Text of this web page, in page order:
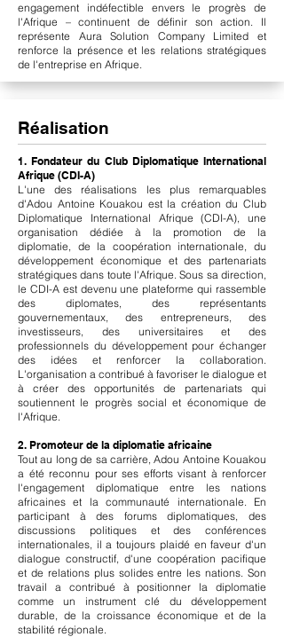
engagement indéfectible envers le progrès de
l'Afrique – continuent de définir son action. Il
représente Aura Solution Company Limited et
renforce la présence et les relations stratégiques
de l'entreprise en Afrique.
Réalisation
1. Fondateur du Club Diplomatique International
Afrique (CDI-A)
L'une des réalisations les plus remarquables
d'Adou Antoine Kouakou est la création du Club
Diplomatique International Afrique (CDI-A), une
organisation dédiée à la promotion de la
diplomatie, de la coopération internationale, du
développement économique et des partenariats
stratégiques dans toute l'Afrique. Sous sa direction,
le CDI-A est devenu une plateforme qui rassemble
des diplomates, des représentants
gouvernementaux, des entrepreneurs, des
investisseurs, des universitaires et des
professionnels du développement pour échanger
des idées et renforcer la collaboration.
L'organisation a contribué à favoriser le dialogue et
à créer des opportunités de partenariats qui
soutiennent le progrès social et économique de
l'Afrique.
2. Promoteur de la diplomatie africaine
Tout au long de sa carrière, Adou Antoine Kouakou
a été reconnu pour ses efforts visant à renforcer
l'engagement diplomatique entre les nations
africaines et la communauté internationale. En
participant à des forums diplomatiques, des
discussions politiques et des conférences
internationales, il a toujours plaidé en faveur d'un
dialogue constructif, d'une coopération pacifique
et de relations plus solides entre les nations. Son
travail a contribué à positionner la diplomatie
comme un instrument clé du développement
durable, de la croissance économique et de la
stabilité régionale.